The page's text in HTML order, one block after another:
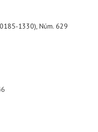
1330), Núm. 629